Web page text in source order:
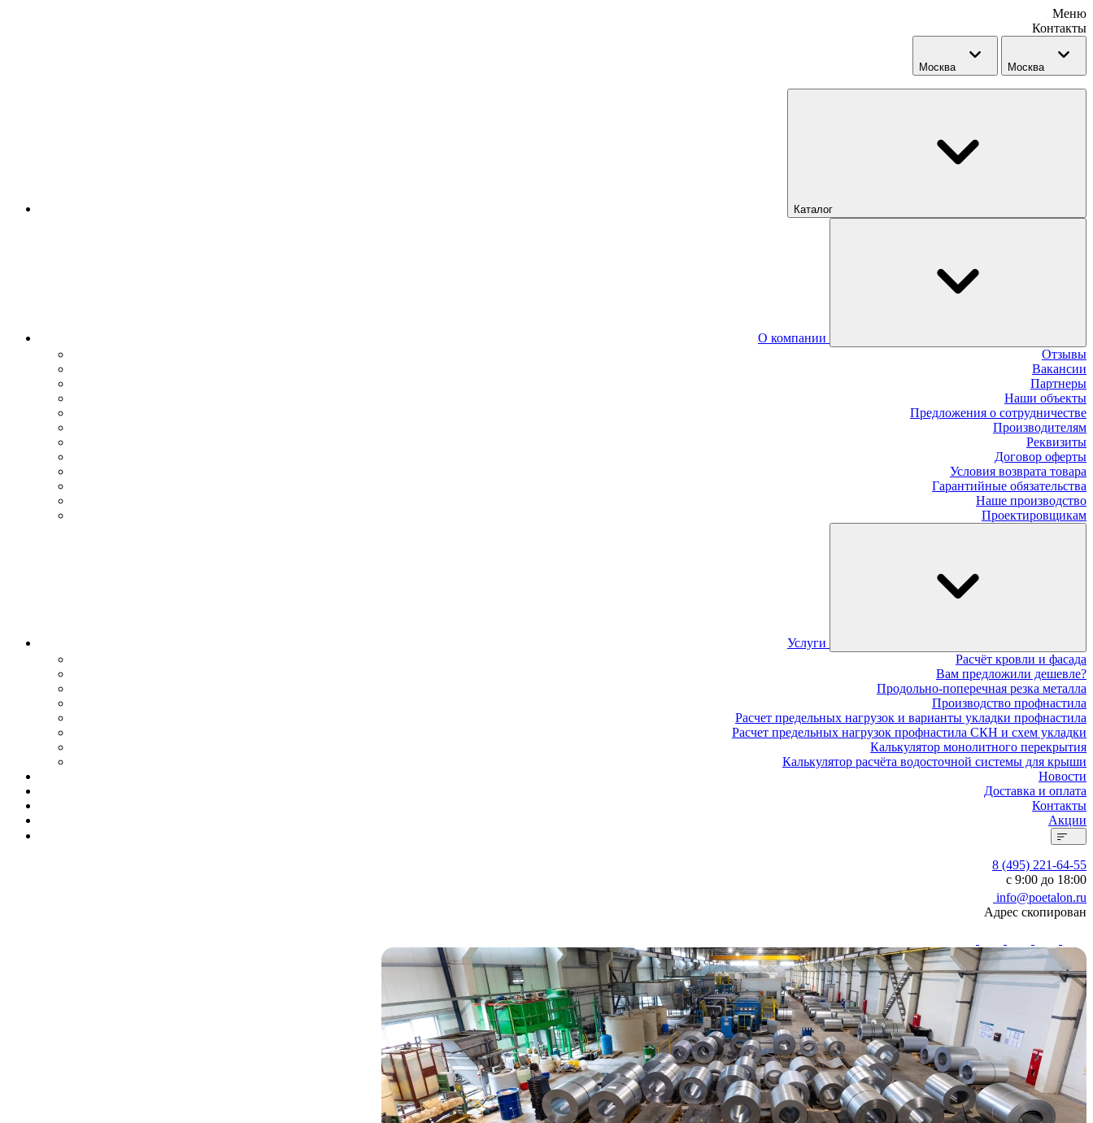
Меню
Контакты
Москва Москва
Каталог
О компании
Отзывы
Вакансии
Партнеры
Наши объекты
Предложения о сотрудничестве
Производителям
Реквизиты
Договор оферты
Условия возврата товара
Гарантийные обязательства
Наше производство
Проектировщикам
Услуги
Расчёт кровли и фасада
Вам предложили дешевле?
Продольно-поперечная резка металла
Производство профнастила
Расчет предельных нагрузок и варианты укладки профнастила
Расчет предельных нагрузок профнастила СКН и схем укладки
Калькулятор монолитного перекрытия
Калькулятор расчёта водосточной системы для крыши
Новости
Доставка и оплата
Контакты
Акции
8 (495) 221-64-55
с 9:00 до 18:00
info@poetalon.ru
Адрес скопирован